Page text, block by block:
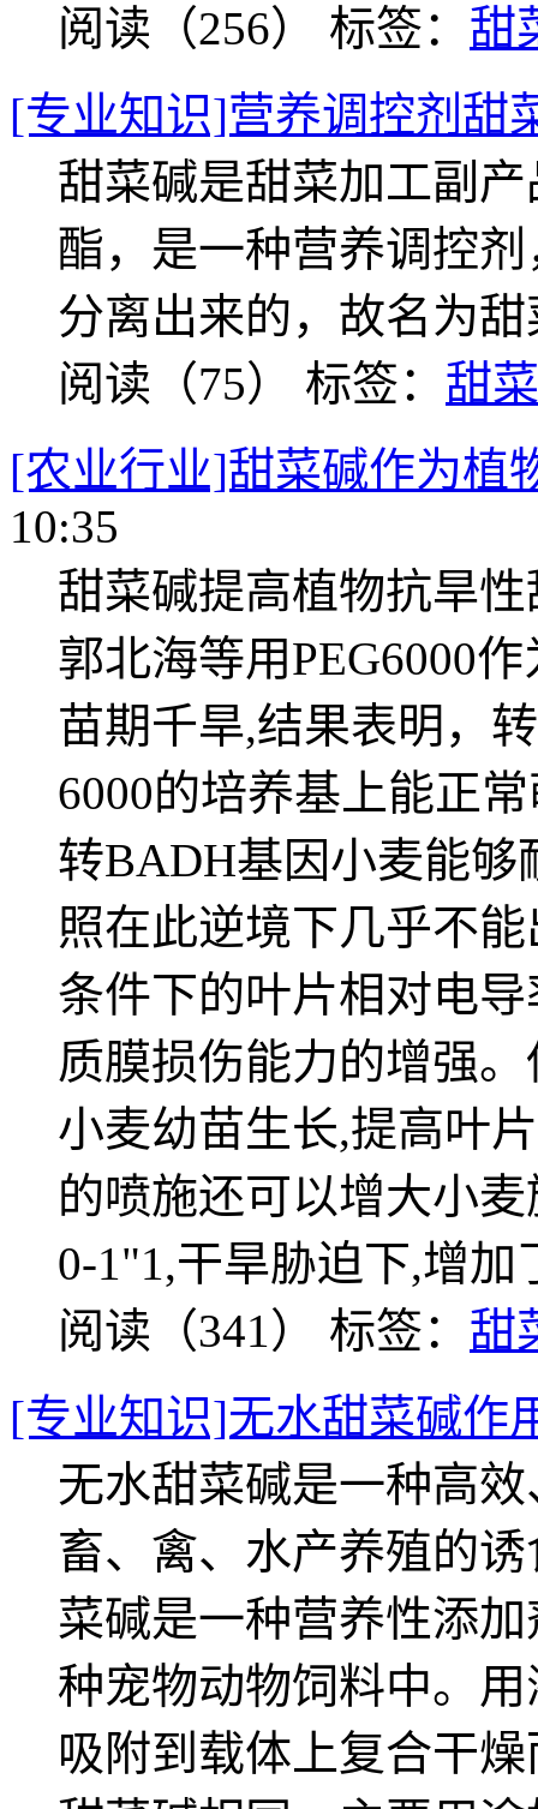
阅读（256） 标签： 甜
[专业知识]营养调控剂甜
甜菜碱是甜菜加工副
酯，是一种营养调控
分离出来的，故名为
阅读（75） 标签： 甜
[农业行业]甜菜碱作为植
10:35
甜菜碱提高植物抗旱
郭北海等用PEG6000
苗期千旱,结果表明，
6000的培养基上能正
转BADH基因小麦能够
照在此逆境下几乎不
条件下的叶片相对电
质膜损伤能力的增强
小麦幼苗生长,提高叶
的喷施还可以增大小
0-1"1,干旱胁迫下,增加
阅读（341） 标签： 甜
[专业知识]无水甜菜碱作
无水甜菜碱是一种高
畜、禽、水产养殖的
菜碱是一种营养性添
种宠物动物饲料中。
吸附到载体上复合干